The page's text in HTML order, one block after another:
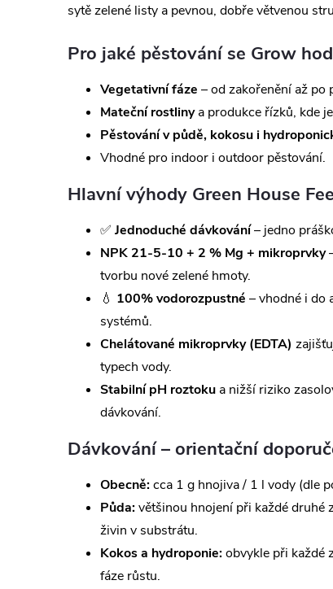
sytě zelené listy a pevnou, dobře větvenou
Pro jaké pěstování se Grow
Vegetativní fáze – od zakořenění až po
Mateční rostlinya produkce řízků, kde
Pěstování v půdě, kokosu i
Vhodné pro indoor i outdoor pěstování.
Hlavní výhody Green House
✅ Jednoduché dávkování– jedno
NPK 21-5-10 + 2 % Mg + mikroprvky
tvorbu nové zelené hmoty.
💧 100% vodorozpustné – vhodné i do
systémů.
Chelátované mikroprvky (EDTA)
typech vody.
Stabilní pH roztoku a nižší riziko
dávkování.
Dávkování – orientační
Obecně:cca 1 g hnojiva / 1 l vody (dle
Půda:většinou hnojení při každé druhé
živin v substrátu.
Kokos a hydroponie:obvykle při každé
fáze růstu.